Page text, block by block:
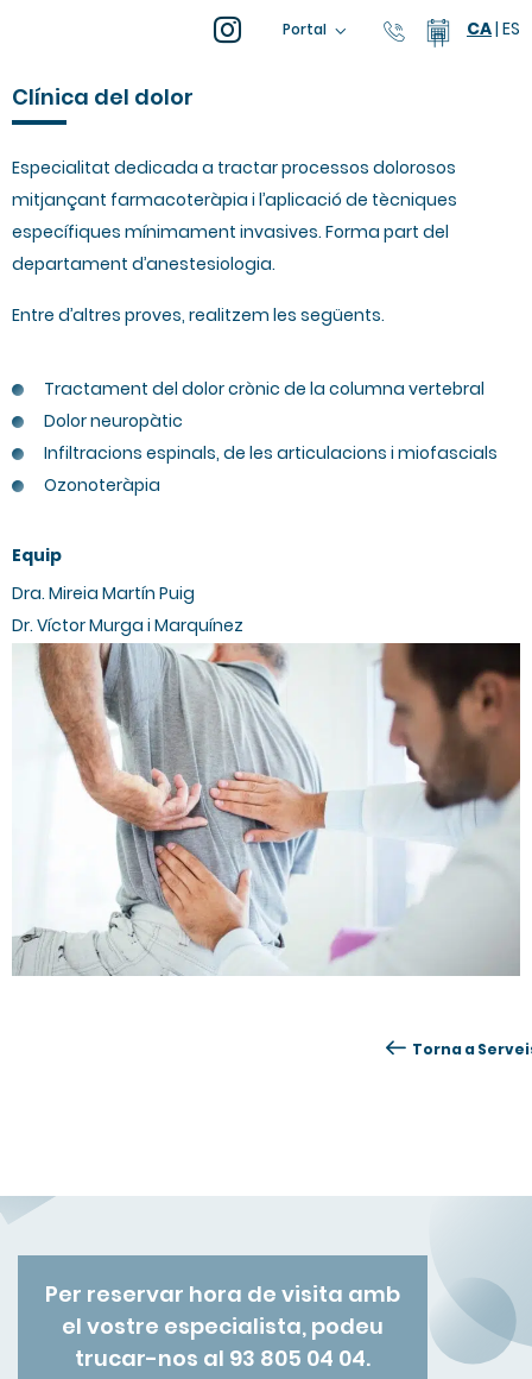
Portal 93 805 04
CA| ES
Clínica del dolor
Especialitat dedicada a tractar processos dolorosos
mitjançant farmacoteràpia i l’aplicació de tècniques
específiques mínimament invasives. Forma part del
departament d’anestesiologia.
Entre d’altres proves, realitzem les següents.
Tractament del dolor crònic de la columna vertebral
Dolor neuropàtic
Infiltracions espinals, de les articulacions i miofascials
Ozonoteràpia
Equip
Dra. Mireia Martín Puig
Dr. Víctor Murga i Marquínez
Torna a
Per reservar hora de visita amb
el vostre especialista, podeu
trucar-nos al 93 805 04 04.